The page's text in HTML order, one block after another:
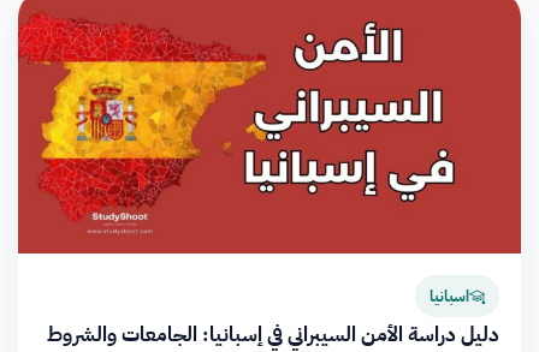
اسبانيا
دليل دراسة الأمن السيبراني في إسبانيا: الجامعات والشروط